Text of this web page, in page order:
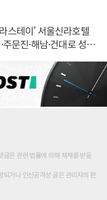
스테이' 서울신라호텔
문진·해남·건대로 성
글은 관련 법률에 의해 제재를 받을
되거나 인신공격성 글은 관리자의 판